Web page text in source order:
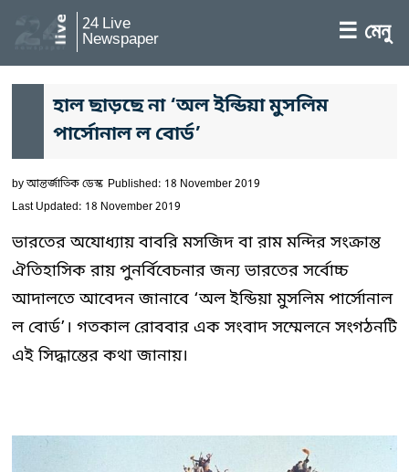
24 Live
Newspaper ☰ মেনু
হাল ছাড়ছে না ‘অল ইন্ডিয়া মুসলিম
পার্সোনাল ল বোর্ড’
byআন্তর্জাতিক ডেস্ক Published: 18 November 2019
Last Updated: 18 November 2019
ভারতের অযোধ্যায় বাবরি মসজিদ বা রাম মন্দির সংক্রান্ত
ঐতিহাসিক রায় পুনর্বিবেচনার জন্য ভারতের সর্বোচ্চ
আদালতে আবেদন জানাবে ‘অল ইন্ডিয়া মুসলিম পার্সোনাল
ল বোর্ড’। গতকাল রোববার এক সংবাদ সম্মেলনে সংগঠনটি
এই সিদ্ধান্তের কথা জানায়।